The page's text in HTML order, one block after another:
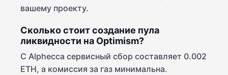
вашему проекту.
Сколько стоит создание пула
ликвидности на Optimism?
С Alphecca сервисный сбор составляет 0.002
ETH, а комиссия за газ минимальна.